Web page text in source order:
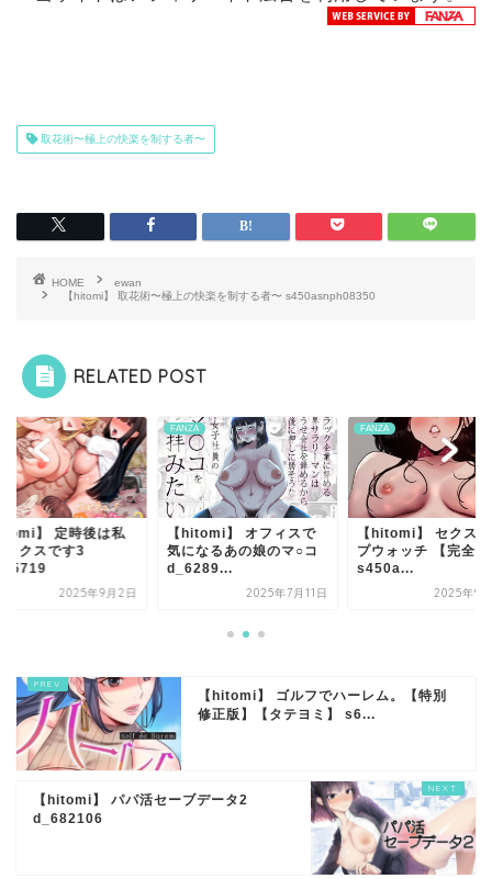
取花術〜極上の快楽を制する者〜
HOME
ewan
【hitomi】 取花術〜極上の快楽を制する者〜 s450asnph08350
RELATED POST
】 定時後は私
ックスです3
2025年9月2日
FANZA
【hitomi】 オフィスで
気になるあの娘のマ○コ
d_6289...
2025年7月11日
FANZA
【hitomi】 セクス
プウォッチ 【完全版
s450a...
2025年9
【hitomi】 ゴルフでハーレム。【特別
修正版】【タテヨミ】 s6...
【hitomi】 パパ活セーブデータ2
d_682106